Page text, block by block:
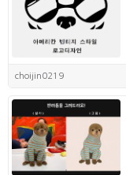
choijin0219